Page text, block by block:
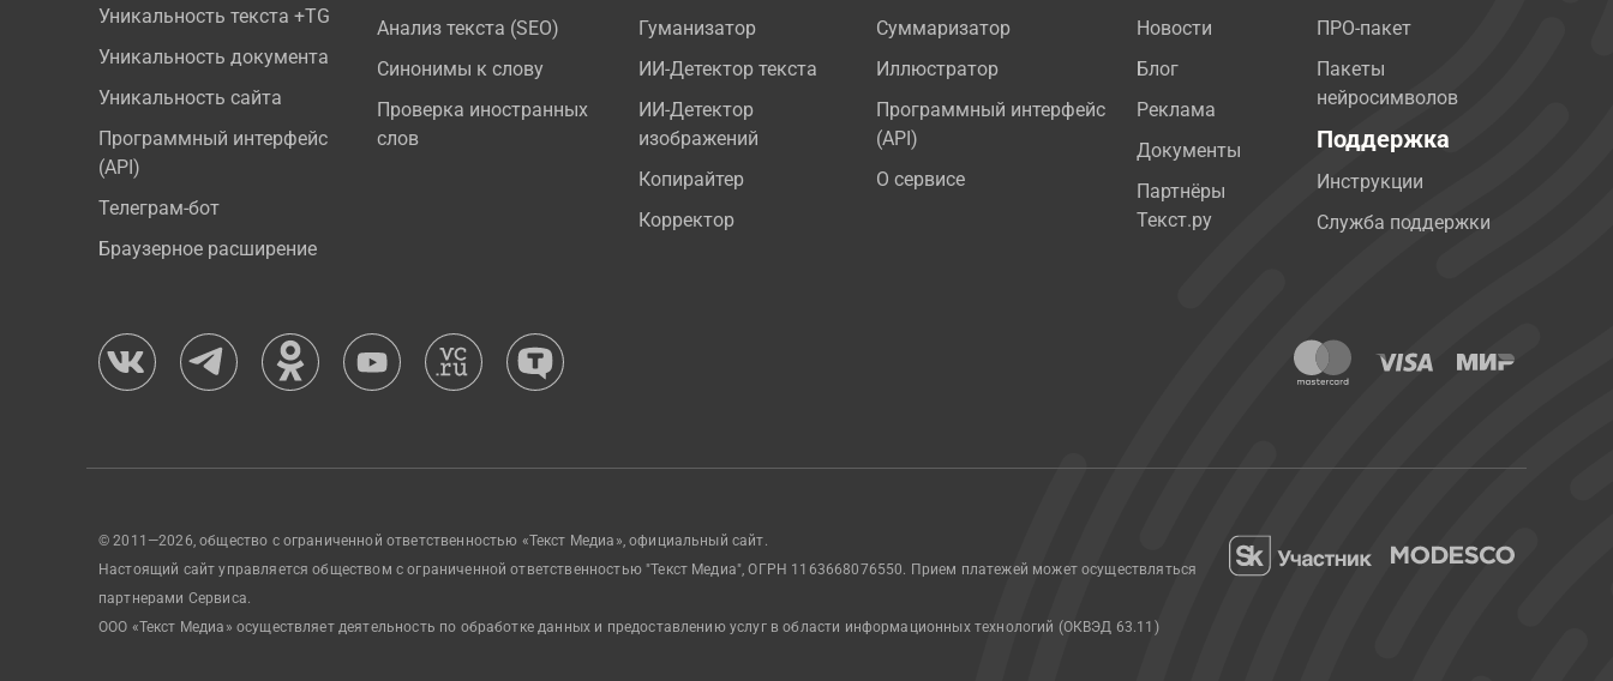
Уникальность текста +TG
Уникальность документа
Уникальность сайта
Программный интерфейс
(API)
Телеграм-бот
Браузерное расширение
Анализ текста (SEO)
Синонимы к слову
Проверка иностранных
слов
Гуманизатор
ИИ-Детектор текста
ИИ-Детектор
изображений
Копирайтер
Корректор
Суммаризатор
Иллюстратор
Программный интерфейс
(API)
О сервисе
Новости
Блог
Реклама
Документы
Партнёры
Текст.ру
ПРО-пакет
Пакеты
нейросимволов
Поддержка
Инструкции
Служба поддержки
© 2011—2026, общество с ограниченной ответственностью «Текст Медиа», официальный сайт.
Настоящий сайт управляется обществом с ограниченной ответственностью "Текст Медиа", ОГРН 1163668076550. Прием платежей может осуществляться
партнерами Сервиса.
ООО «Текст Медиа» осуществляет деятельность по обработке данных и предоставлению услуг в области информационных технологий (ОКВЭД 63.11)